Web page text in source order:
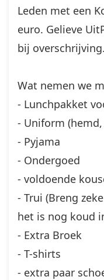
Leden met een
euro. Gelieve
bij overschrijving.
Wat nemen we
- Lunchpakket
- Uniform
- Pyjama
- Ondergoed
- voldoende
- Trui (Breng
het is nog koud
- Extra Broek
- T-shirts
- extra paar